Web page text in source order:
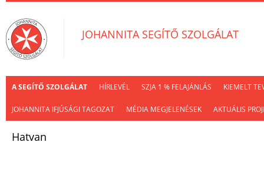
JOHANNITA SEGÍTŐ SZOLGÁLAT
A SEGÍTŐ SZOLGÁLAT HÍRLEVÉL SZJA 1 % FELAJÁNLÁS KIEMELT
JOHANNITA IFJÚSÁGI TAGOZAT MÉDIA MEGJELENÉSEK AKTUÁLIS
Hatvan